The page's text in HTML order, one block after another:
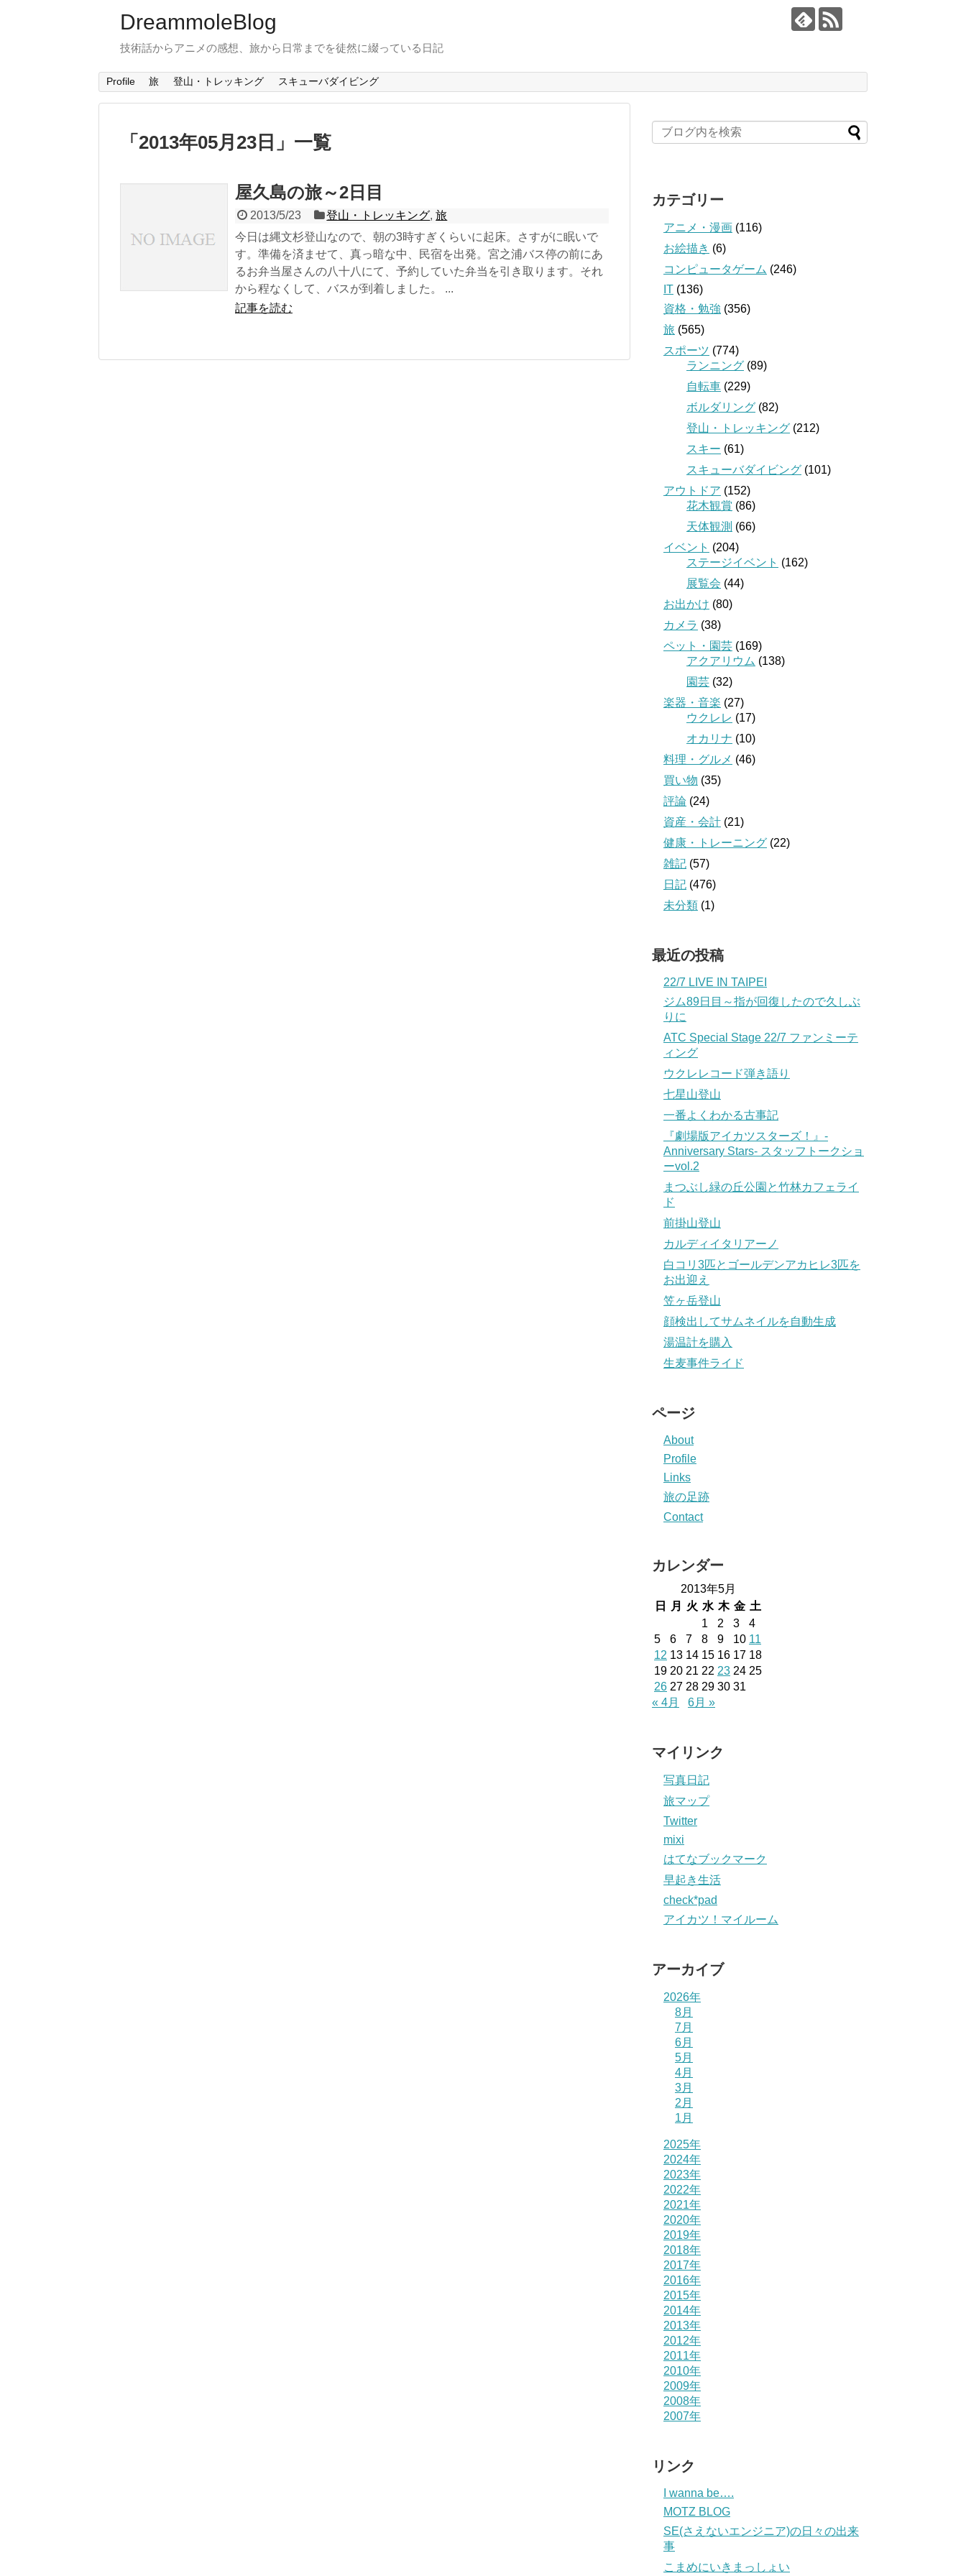
DreammoleBlog
技術話からアニメの感想、旅から日常までを徒然に綴っている日記
Profile 旅 登山・トレッキング スキューバダイビング
「 2013年05月23日 」 一覧
屋久島の旅～2日目
2013/5/23 登山・トレッキング,旅
今日は縄文杉登山なので、朝の3時すぎくらいに起床。さすがに眠いで
す。準備を済ませて、真っ暗な中、民宿を出発。宮之浦バス停の前にあ
るお弁当屋さんの八十八にて、予約していた弁当を引き取ります。それ
から程なくして、バスが到着しました。 ...
記事を読む
カテゴリー
アニメ・漫画 (116)
お絵描き (6)
コンピュータゲーム (246)
IT (136)
資格・勉強 (356)
旅 (565)
スポーツ (774)
ランニング (89)
自転車 (229)
ボルダリング (82)
登山・トレッキング (212)
スキー (61)
スキューバダイビング (101)
アウトドア (152)
花木観賞 (86)
天体観測 (66)
イベント (204)
ステージイベント (162)
展覧会 (44)
お出かけ (80)
カメラ (38)
ペット・園芸 (169)
アクアリウム (138)
園芸 (32)
楽器・音楽 (27)
ウクレレ (17)
オカリナ (10)
料理・グルメ (46)
買い物 (35)
評論 (24)
資産・会計 (21)
健康・トレーニング (22)
雑記 (57)
日記 (476)
未分類 (1)
最近の投稿
22/7 LIVE IN TAIPEI
ジム89日目～指が回復したので久しぶ
りに
ATC Special Stage 22/7 ファンミーテ
ィング
ウクレレコード弾き語り
七星山登山
一番よくわかる古事記
『劇場版アイカツスターズ！』-
Anniversary Stars- スタッフトークショ
ーvol.2
まつぶし緑の丘公園と竹林カフェライ
ド
前掛山登山
カルディイタリアーノ
白コリ3匹とゴールデンアカヒレ3匹を
お出迎え
笠ヶ岳登山
顔検出してサムネイルを自動生成
湯温計を購入
生麦事件ライド
ページ
About
Profile
Links
旅の足跡
Contact
カレンダー
2013年5月
日
月 火 水 木 金 土
1
2 3
4
5
6 7 8 9 10 11
12 13 14 15 16 17 18
19 20 21 22 23 24 25
26 27 28 29 30 31
« 4月
6月 »
マイリンク
写真日記
旅マップ
Twitter
mixi
はてなブックマーク
早起き生活
check*pad
アイカツ！マイルーム
アーカイブ
2026年
8月
7月
6月
5月
4月
3月
2月
1月
2025年
2024年
2023年
2022年
2021年
2020年
2019年
2018年
2017年
2016年
2015年
2014年
2013年
2012年
2011年
2010年
2009年
2008年
2007年
リンク
I wanna be….
MOTZ BLOG
SE(さえないエンジニア)の日々の出来
事
こまめにいきまっしょい